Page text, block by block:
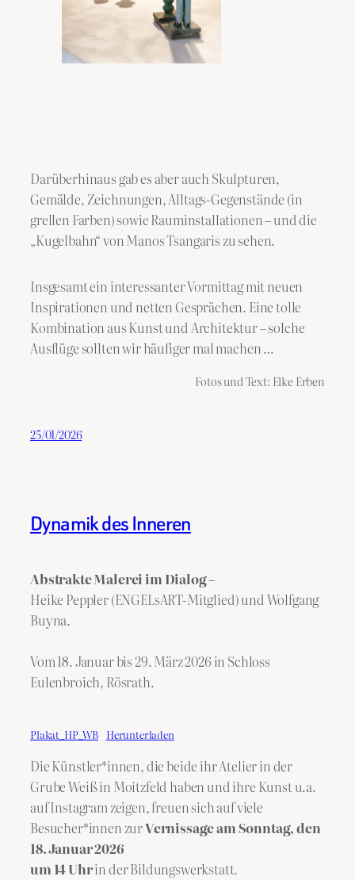
Darüberhinaus gab es aber auch Skulpturen,
Gemälde, Zeichnungen, Alltags-Gegenstände (in
grellen Farben) sowie Rauminstallationen – und die
„Kugelbahn“ von Manos Tsangaris zu sehen.
Insgesamt ein interessanter Vormittag mit neuen
Inspirationen und netten Gesprächen. Eine tolle
Kombination aus Kunst und Architektur – solche
Ausflüge sollten wir häufiger mal machen …
Fotos und Text: Elke Erben
25/01/2026
Dynamik des Inneren
Abstrakte Malerei im Dialog –
Heike Peppler (ENGELsART-Mitglied) und Wolfgang
Buyna.
Vom 18. Januar bis 29. März 2026 in Schloss
Eulenbroich, Rösrath.
Plakat_HP_WB Herunterladen
Die Künstler*innen, die beide ihr Atelier in der
Grube Weiß in Moitzfeld haben und ihre Kunst u.a.
auf Instagram zeigen, freuen sich auf viele
Besucher*innen zurVernissage am Sonntag, den
18. Januar 2026
um 14 Uhrin der Bildungswerkstatt.